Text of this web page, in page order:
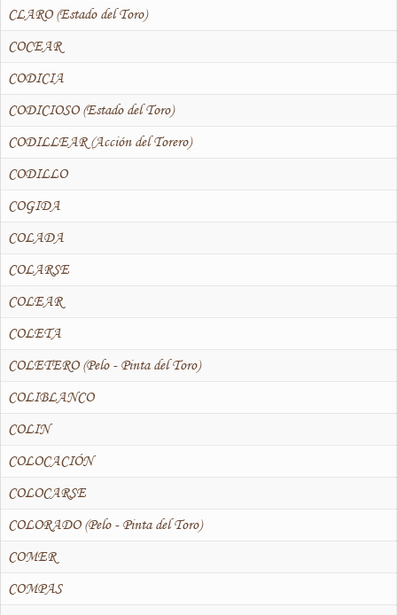
CLARO (Estado del Toro)
COCEAR
CODICIA
CODICIOSO (Estado del Toro)
CODILLEAR (Acción del Torero)
CODILLO
COGIDA
COLADA
COLARSE
COLEAR
COLETA
COLETERO (Pelo - Pinta del Toro)
COLIBLANCO
COLIN
COLOCACIÓN
COLOCARSE
COLORADO (Pelo - Pinta del Toro)
COMER
COMPAS